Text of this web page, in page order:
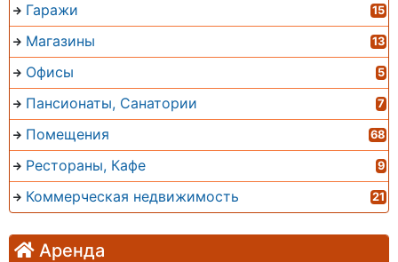
Гаражи 15
Магазины 13
Офисы 5
Пансионаты, Санатории 7
Помещения 68
Рестораны, Кафе 9
Коммерческая недвижимость 21
Аренда